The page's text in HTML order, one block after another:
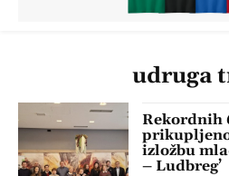
udruga
Rekordnih
izložbu
– Ludbreg’